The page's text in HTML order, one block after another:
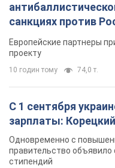
санкциях против
Видео
Европейские партнеры
проекту
10 годин тому 74,0 т.
С 1 сентября
зарплаты:
Одновременно с
правительство объявило
стипендий